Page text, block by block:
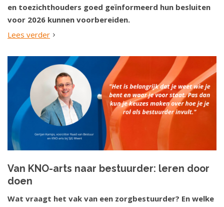
en toezichthouders goed geïnformeerd hun besluiten
voor 2026 kunnen voorbereiden.
Lees verder
Van KNO-arts naar bestuurder: leren door
doen
Wat vraagt het vak van een zorgbestuurder? En welke